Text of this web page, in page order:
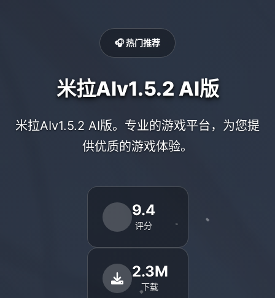
🎧 热门推荐
米拉AIv1.5.2 AI版
米拉AIv1.5.2 AI版。专业的游戏平台，为您提
供优质的游戏体验。
9.4
评分
2.3M
下载